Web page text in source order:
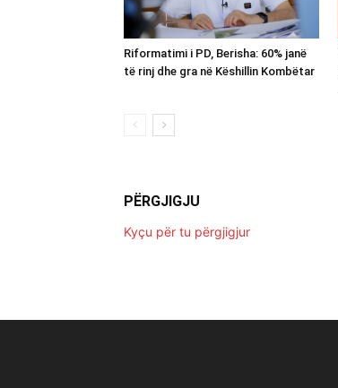
Riformatimi i PD, Berisha: 60% janë
të rinj dhe gra në Këshillin Kombëtar
PËRGJIGJU
Kyçu për tu përgjigjur